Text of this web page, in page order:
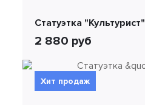
Статуэтка "Культурист"
2 880 руб
Хит продаж